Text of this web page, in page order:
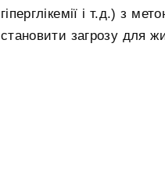
гіперглікемії і т.д.) з
становити загрозу для